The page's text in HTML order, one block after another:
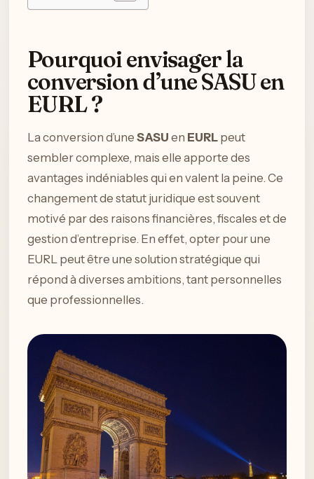
Pourquoi envisager la
conversion d’une SASU en
EURL ?
La conversion d’une SASU en EURL peut
sembler complexe, mais elle apporte des
avantages indéniables qui en valent la peine. Ce
changement de statut juridique est souvent
motivé par des raisons financières, fiscales et de
gestion d’entreprise. En effet, opter pour une
EURL peut être une solution stratégique qui
répond à diverses ambitions, tant personnelles
que professionnelles.